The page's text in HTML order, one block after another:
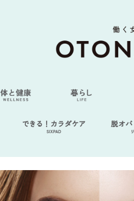
できる！カラダケア
SIXPAD
脱オ